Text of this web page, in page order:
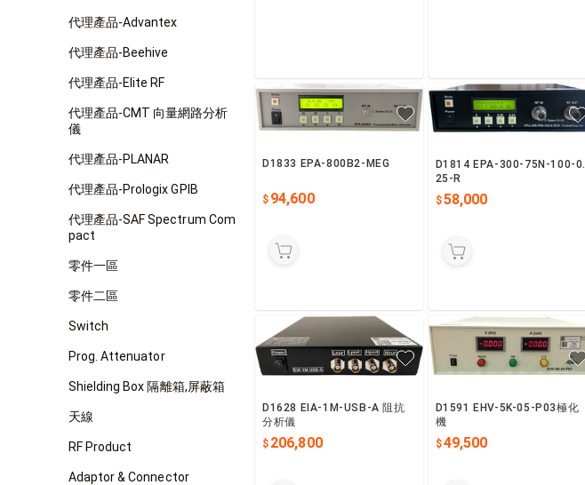
代理產品-Advantex
代理產品-Beehive
代理產品-Elite RF
代理產品-CMT 向量網路分析
儀
代理產品-PLANAR
代理產品-Prologix GPIB
代理產品-SAF Spectrum Com
pact
零件一區
零件二區
Switch
Prog. Attenuator
Shielding Box 隔離箱,屏蔽箱
天線
RF Product
Adaptor & Connector
D1833 EPA-800B2-MEG
94,600
D1814 EPA-300-75N-100-0.
25-R
58,000
D1628 EIA-1M-USB-A 阻抗
分析儀
206,800
D1591 EHV-5K-05-P03極化
機
49,500